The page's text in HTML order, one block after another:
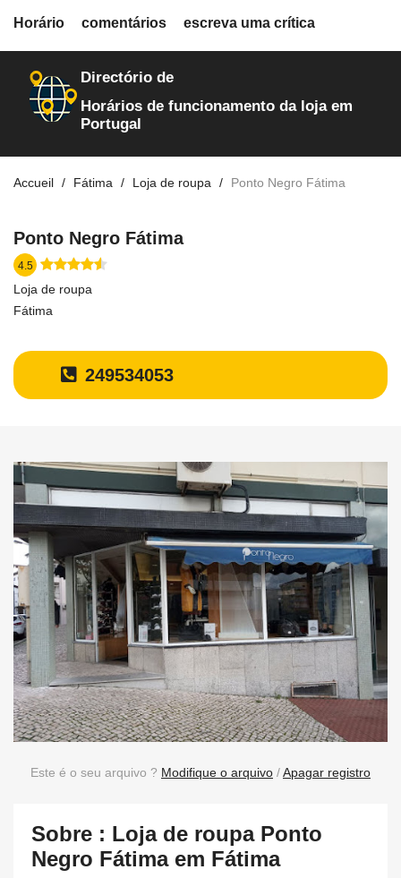
loja-de-roupa
Directório de
Horários de funcionamento da loja em
Portugal
Accueil Fátima Loja de roupa Ponto Negro Fátima
Ponto Negro Fátima
4.5
Loja de roupa
Fátima
249534053
Horário comentários escreva uma crítica
Este é o seu arquivo ? Modifique o arquivo /Apagar registro
Sobre : Loja de roupa Ponto
Negro Fátima em Fátima